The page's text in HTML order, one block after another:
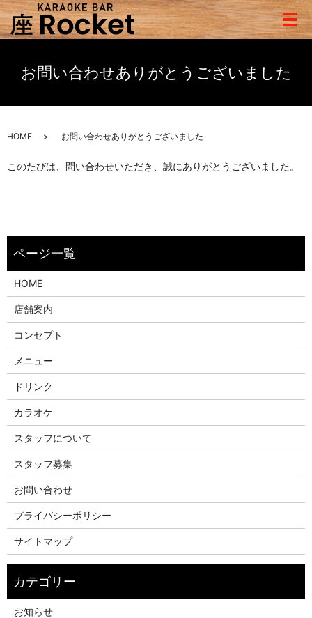
メ
お問い合わせありがとうございました
HOME お問い合わせありがとうございました
このたびは、問い合わせいただき、誠にありがとうございました。
HOME
店舗案内
コンセプト
メニュー
ドリンク
カラオケ
スタッフについて
スタッフ募集
お問い合わせ
プライバシーポリシー
サイトマップ
お知らせ